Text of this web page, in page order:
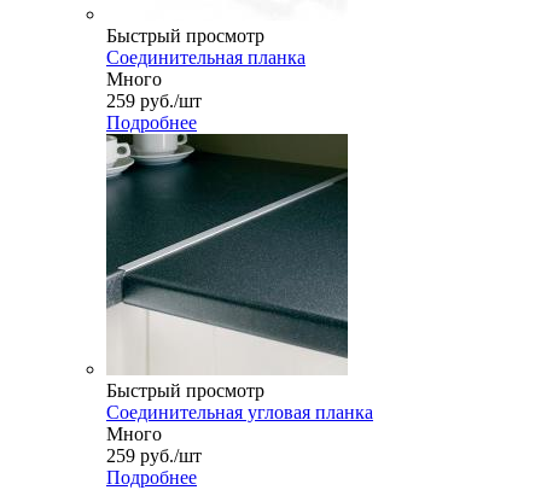
Быстрый просмотр
Соединительная планка
Много
259 руб./шт
Подробнее
Быстрый просмотр
Соединительная угловая планка
Много
259 руб./шт
Подробнее